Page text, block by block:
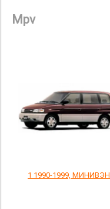
Mpv
1 1990-1999, МИНИВЭН